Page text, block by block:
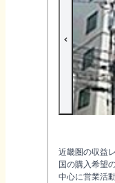
近畿圏の収益
国の購入希望
中心に営業活